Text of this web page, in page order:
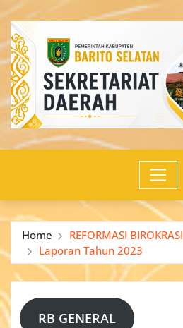
Skip
content
Home
REFORMASI BIROKRASI
Laporan Tahun 2023
RB GENERAL